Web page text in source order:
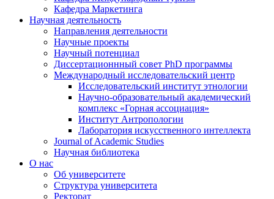
Кафедра Маркетинга
Научная деятельность
Направления деятельности
Научные проекты
Научный потенциал
Диссертационнный совет PhD программы
Международный исследовательский центр
Исследовательский институт этнологии
Научно-образовательный академический
комплекс «Горная ассоциация»
Институт Антропологии
Лаборатория искусственного интеллекта
Journal of Academic Studies
Научная библиотека
О нас
Об университете
Структура университета
Ректорат